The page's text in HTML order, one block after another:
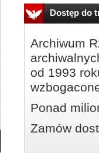
Dostęp do
Archiwum
od 1993
Ponad
Zamów